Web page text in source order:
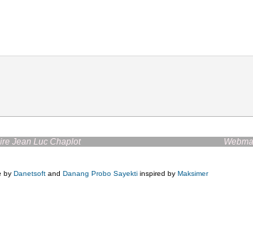
les bray, Le maire Jean Luc Chaplot
by Danetsoft and Danang Probo Sayekti inspired by Maksimer